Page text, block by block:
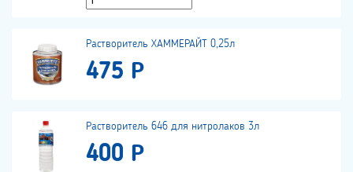
Растворитель ХАММЕРАЙТ 0,25л
475 Р
Растворитель 646 для нитролаков 3л
400 Р